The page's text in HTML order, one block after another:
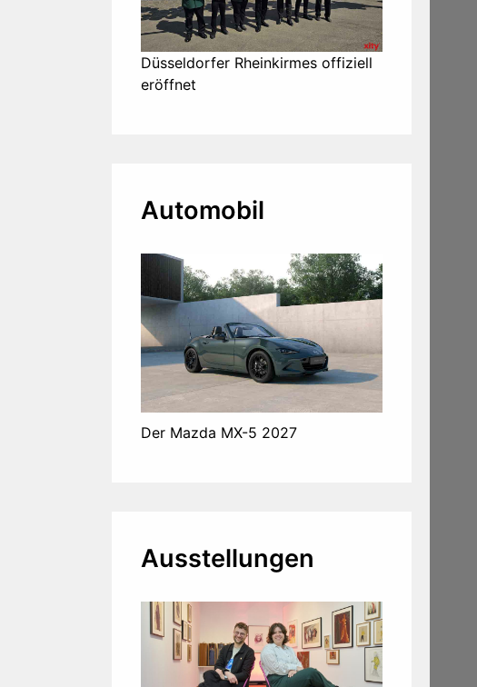
Düsseldorfer Rheinkirmes offiziell
eröffnet
Automobil
Der Mazda MX-5 2027
Ausstellungen